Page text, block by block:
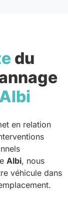
du
Albi
en relation
Albi, nous
véhicule dans